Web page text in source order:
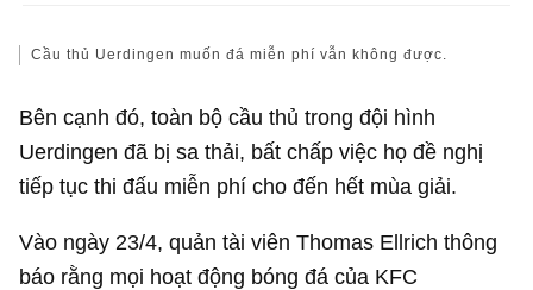
Cầu thủ Uerdingen muốn đá miễn phí vẫn không được.
Bên cạnh đó, toàn bộ cầu thủ trong đội hình
Uerdingen đã bị sa thải, bất chấp việc họ đề nghị
tiếp tục thi đấu miễn phí cho đến hết mùa giải.
Vào ngày 23/4, quản tài viên Thomas Ellrich thông
báo rằng mọi hoạt động bóng đá của KFC